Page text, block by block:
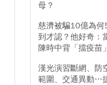
母？
慈濟被騙10億為
到才認？他好奇
陳時中背「擋疫苗
漢光演習斷網、防
範圍、交通異動…